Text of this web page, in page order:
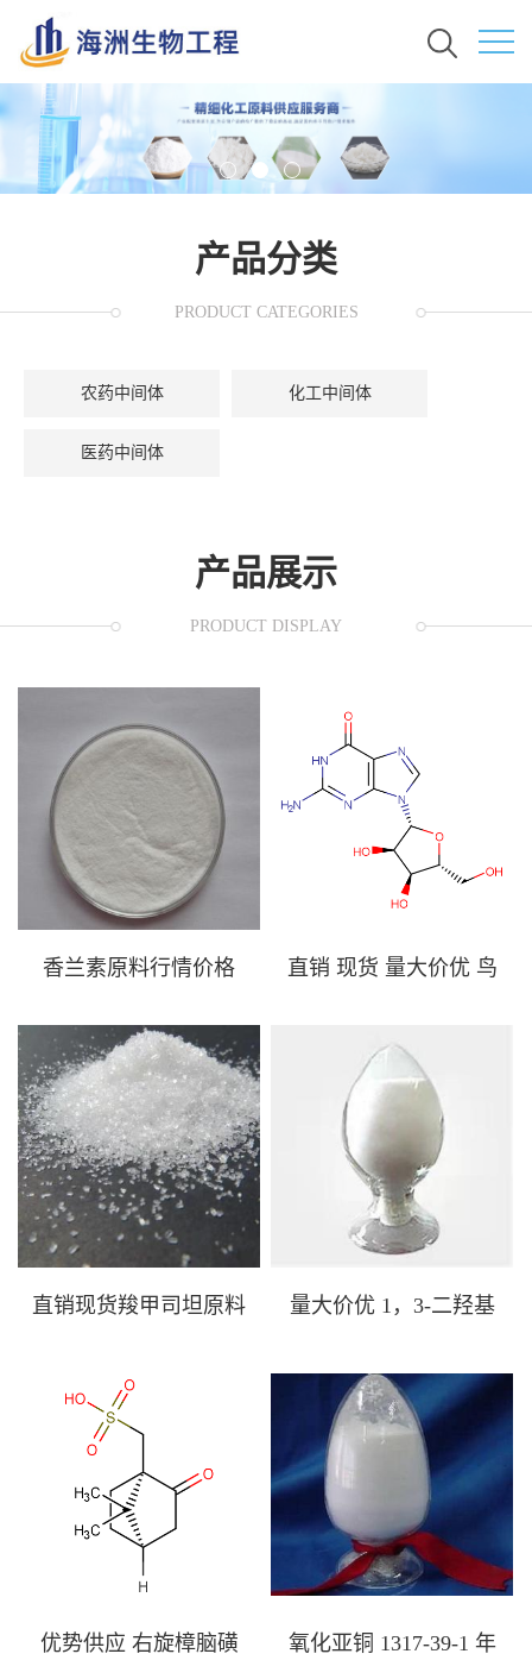
产品分类
PRODUCT CATEGORIES
农药中间体 化工中间体
医药中间体
产品展示
PRODUCT DISPLAY
香兰素原料行情价格
现货秒发 121-33-5
直销 现货 量大价优 鸟
苷 118-00-3
直销 现货 量大价优 鸟
直销现货羧甲司坦原料
量大价优 1，3-二羟基
丙酮原料 96-26-4 现货
量大价优 1，3-二羟基
优势供应 右旋樟脑磺
氧化亚铜 1317-39-1 年
产量300吨以上
氧化亚铜 1317-39-1 年